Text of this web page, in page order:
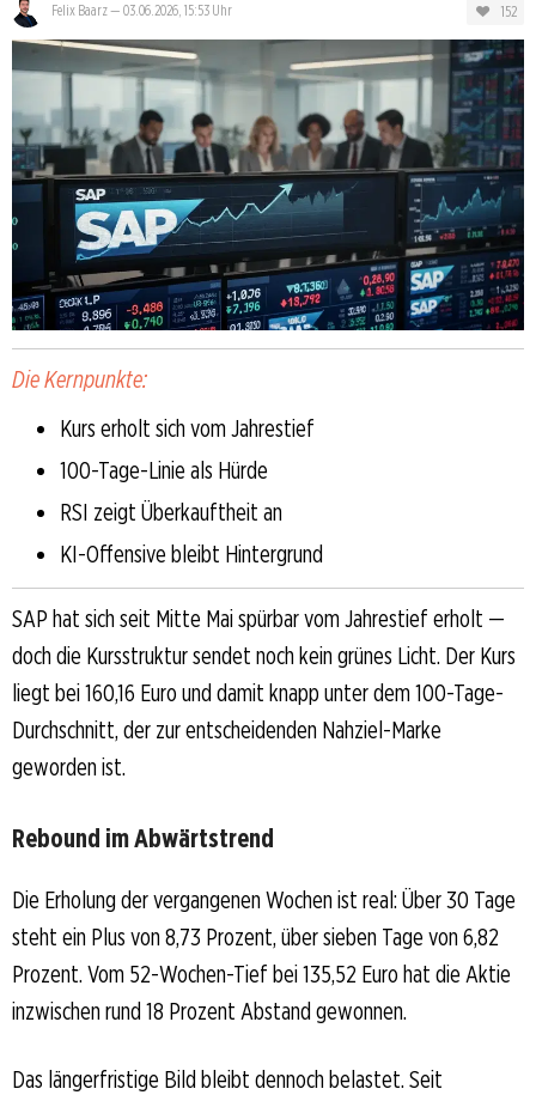
Felix Baarz— 03.06.2026, 15:53 Uhr 152
Die Kernpunkte:
Kurs erholt sich vom Jahrestief
100-Tage-Linie als Hürde
RSI zeigt Überkauftheit an
KI-Offensive bleibt Hintergrund
SAP hat sich seit Mitte Mai spürbar vom Jahrestief erholt —
doch die Kursstruktur sendet noch kein grünes Licht. Der Kurs
liegt bei 160,16 Euro und damit knapp unter dem 100-Tage-
Durchschnitt, der zur entscheidenden Nahziel-Marke
geworden ist.
Rebound im Abwärtstrend
Die Erholung der vergangenen Wochen ist real: Über 30 Tage
steht ein Plus von 8,73 Prozent, über sieben Tage von 6,82
Prozent. Vom 52-Wochen-Tief bei 135,52 Euro hat die Aktie
inzwischen rund 18 Prozent Abstand gewonnen.
Das längerfristige Bild bleibt dennoch belastet. Seit